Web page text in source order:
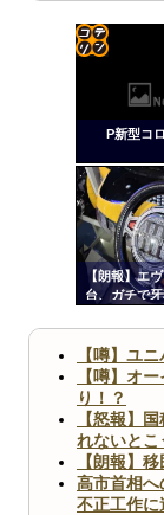
【画像】ペ
な新商品を
Powered by
P新型コ
【朗報】エ
台、ガチで
定リ
ンク
自動
更新
ツー
【噂】ユ
【噂】オ
り！？
【怒報】
れないとこ
【朗報】
高市首相へ
不正工作に